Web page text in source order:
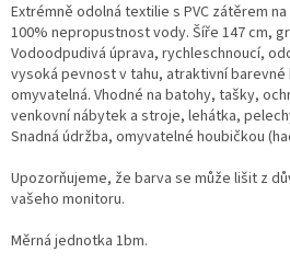
Extrémně odolná textilie s PVC zátěrem
100% nepropustnost vody. Šíře 147 cm,
Vodoodpudivá úprava, rychleschnoucí,
vysoká pevnost v tahu, atraktivní barevné
omyvatelná. Vhodné na batohy, tašky,
venkovní nábytek a stroje, lehátka,
Snadná údržba, omyvatelné houbičkou
Upozorňujeme, že barva se může lišit z
vašeho monitoru.
Měrná jednotka 1bm.